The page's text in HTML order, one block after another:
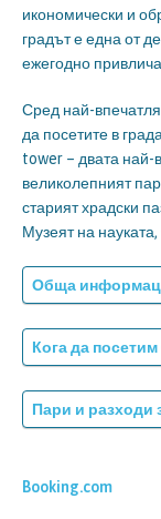
икономически и
градът е една от
ежегодно
Сред най-
да посетите в
tower – двата най-
великолепният
старият храдски
Музеят на
Обща
Кога да
Пари и разходи
Booking.com